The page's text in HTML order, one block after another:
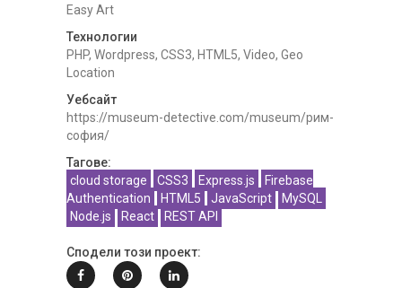
Easy Art
Технологии
PHP, Wordpress, CSS3, HTML5, Video, Geo
Location
Уебсайт
https://museum-detective.com/museum/рим-
софия/
Тагове:
cloud storage
CSS3 Express.js
Firebase
Authentication
HTML5 JavaScript
MySQL
Node.js
React REST API
Сподели този проект: